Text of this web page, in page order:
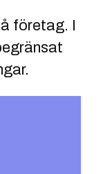
företag. I